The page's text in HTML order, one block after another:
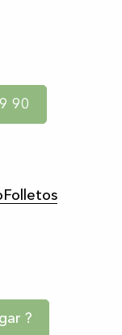
90
Folletos
?